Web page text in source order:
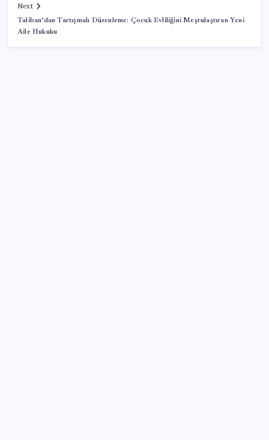
Next
Taliban’dan Tartışmalı Düzenleme: Çocuk Evliliğini Meşrulaştıran Yeni
Aile Hukuku